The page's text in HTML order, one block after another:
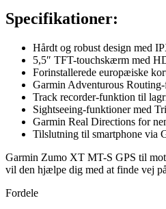
Specifikationer:
Hårdt og robust design med
5,5″ TFT-touchskærm med
Forinstallerede europæiske
Garmin Adventurous
Track recorder-funktion til
Sightseeing-funktioner med
Garmin Real Directions for
Tilslutning til smartphone via
Garmin Zumo XT MT-S GPS til
vil den hjælpe dig med at finde vej
Fordele